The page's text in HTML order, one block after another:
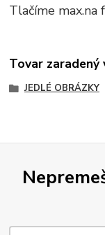
Tlačíme max.na
Tovar zaradený
JEDLÉ OBRÁZKY